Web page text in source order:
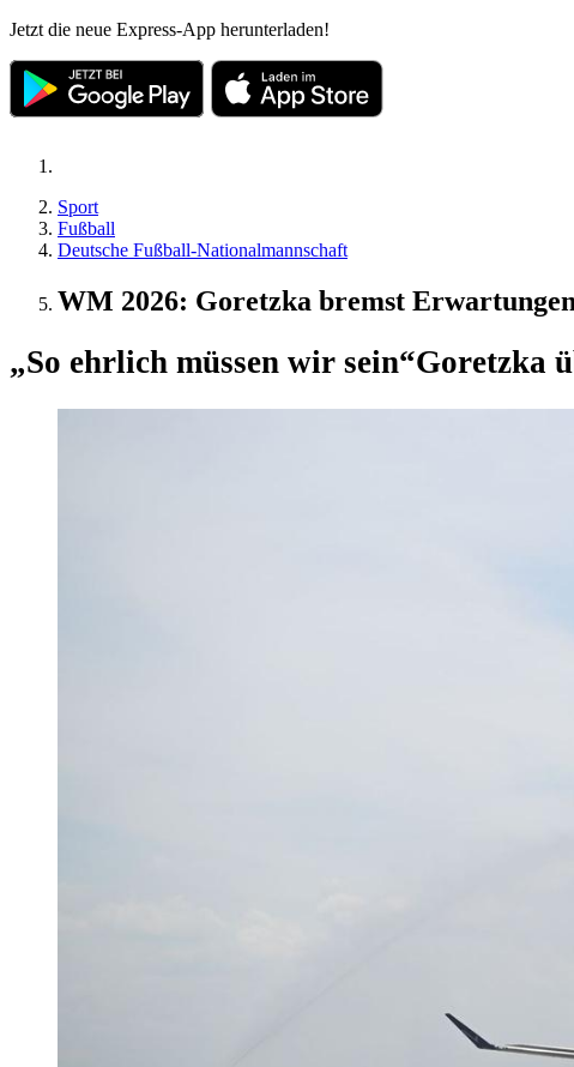
Jetzt die neue Express-App herunterladen!
Sport
Fußball
Deutsche Fußball-Nationalmannschaft
WM 2026: Goretzka bremst
„So ehrlich müssen wir sein“Goretzka